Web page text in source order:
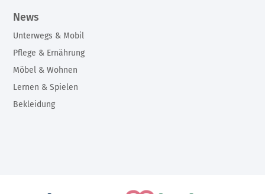
News
Unterwegs & Mobil
Pflege & Ernährung
Möbel & Wohnen
Lernen & Spielen
Bekleidung